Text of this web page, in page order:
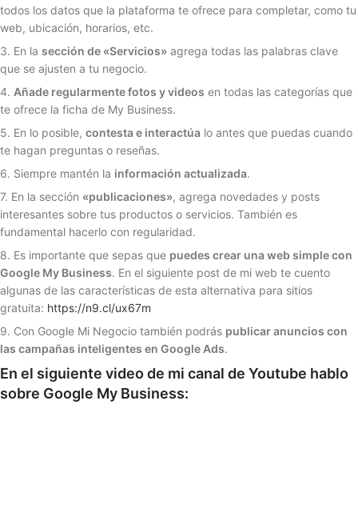
todos los datos que la plataforma te ofrece para completar, como tu
web, ubicación, horarios, etc.
3. En la sección de «Servicios» agrega todas las palabras clave
que se ajusten a tu negocio.
4. Añade regularmente fotos y videos en todas las categorías que
te ofrece la ficha de My Business.
5. En lo posible, contesta e interactúa lo antes que puedas cuando
te hagan preguntas o reseñas.
6. Siempre mantén la información actualizada.
7. En la sección «publicaciones», agrega novedades y posts
interesantes sobre tus productos o servicios. También es
fundamental hacerlo con regularidad.
8. Es importante que sepas que puedes crear una web simple con
Google My Business. En el siguiente post de mi web te cuento
algunas de las características de esta alternativa para sitios
gratuita: https://n9.cl/ux67m
9. Con Google Mi Negocio también podrás publicar anuncios con
las campañas inteligentes en Google Ads.
En el siguiente video de mi canal de Youtube hablo
sobre Google My Business: